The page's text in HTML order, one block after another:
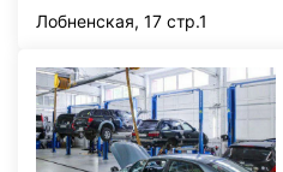
Лобненская, 17 стр.1